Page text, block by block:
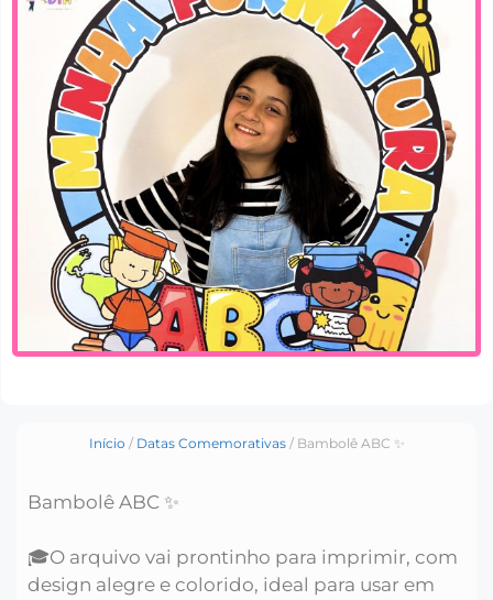
Início / Datas Comemorativas/ Bambolê ABC ✨
Bambolê ABC ✨
🎓O arquivo vai prontinho para imprimir, com
design alegre e colorido, ideal para usar em